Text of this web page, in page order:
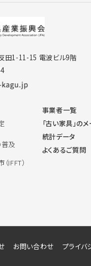
田1-11-15 電波ビル9階
及
IFFT）
事業者一覧
「古い家具」の
統計データ
よくあるご質問
お問い合わせ
プライバ